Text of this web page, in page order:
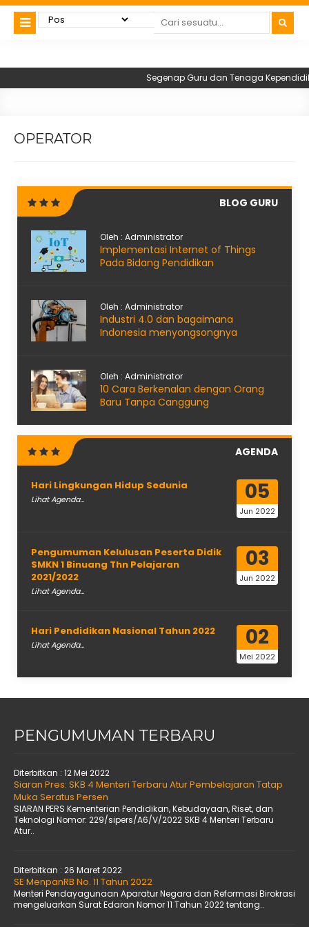
Segenap Guru dan Tenaga
OPERATOR
BLOG GURU
Oleh : Administrator
Implementasi Internet of Things
Pada Bidang Pendidikan
Oleh : Administrator
Industri 4.0 dan bagaimana
Indonesia menyongsongnya
Oleh : Administrator
10 Cara Berkenalan dengan Orang
Baru Tanpa Canggung
AGENDA
05
Jun 2022
Hari Lingkungan Hidup Sedunia
Lihat Agenda...
03
Jun 2022
Pengumuman Kelulusan Peserta Didik
SMKN 1 Binuang Thn Pelajaran
2021/2022
Lihat Agenda...
02
Mei 2022
Hari Pendidikan Nasional Tahun 2022
Lihat Agenda...
PENGUMUMAN TERBARU
Diterbitkan : 12 Mei 2022
Siaran Pres: SKB 4 Menteri Terbaru Atur Pembelajaran Tatap
Muka Seratus Persen
SIARAN PERS Kementerian Pendidikan, Kebudayaan, Riset, dan
Teknologi Nomor: 229/sipers/A6/V/2022 SKB 4 Menteri Terbaru
Atur..
Diterbitkan : 26 Maret 2022
SE MenpanRB No. 11 Tahun 2022
Menteri Pendayagunaan Aparatur Negara dan Reformasi Birokrasi
mengeluarkan Surat Edaran Nomor 11 Tahun 2022 tentang..